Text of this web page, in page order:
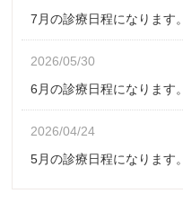
7月の診療日程になります。
2026/05/30
6月の診療日程になります。
2026/04/24
5月の診療日程になります。